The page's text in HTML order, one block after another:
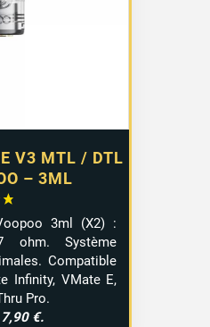
V3 MTL / DTL
– 3ML
3ml (X2) :
ohm. Système
Compatible
Infinity, VMate E,
Pro.
€.